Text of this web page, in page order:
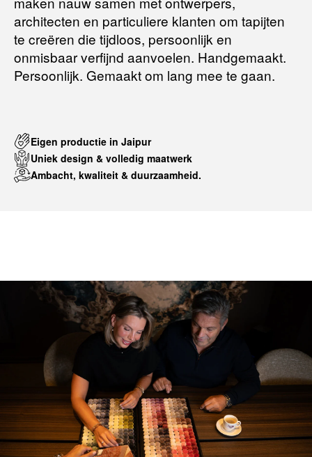
architecten en particuliere klanten om tapijten
te creëren die tijdloos, persoonlijk en
onmisbaar verfijnd aanvoelen. Handgemaakt.
Persoonlijk. Gemaakt om lang mee te gaan.
Eigen productie in Jaipur
Uniek design & volledig maatwerk
Ambacht, kwaliteit & duurzaamheid.